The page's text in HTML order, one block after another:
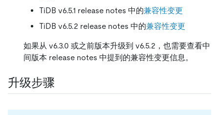
TiDB v6.5.1 release notes 中的兼容性变更
TiDB v6.5.2 release notes 中的兼容性变更
如果从 v6.3.0 或之前版本升级到 v6.5.2，也需要查看中
间版本 release notes 中提到的兼容性变更信息。
升级步骤